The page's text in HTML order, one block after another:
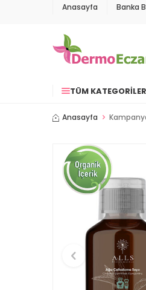
Anasayfa Banka
TÜM KATEGORILER
Anasayfa